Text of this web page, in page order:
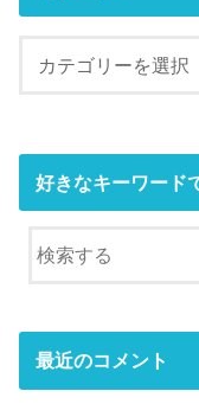
好きなキーワード
最近のコメント